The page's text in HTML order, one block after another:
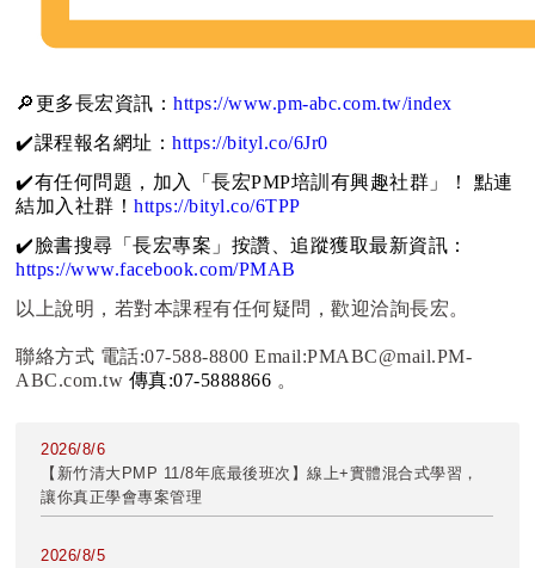
🔎更多長宏資訊：https://www.pm-abc.com.tw/index
✔️課程報名網址：https://bityl.co/6Jr0
✔️有任何問題，加入「長宏PMP培訓有興趣社群」！ 點連
結加入社群！https://bityl.co/6TPP
✔️臉書搜尋「長宏專案」按讚、追蹤獲取最新資訊：
https://www.facebook.com/PMAB
以上說明，若對本課程有任何疑問，歡迎洽詢長宏。
聯絡方式 電話:07-588-8800 Email:PMABC@mail.PM-
ABC.com.tw 傳真:07-5888866 。
2026/8/6
【新竹清大PMP 11/8年底最後班次】線上+實體混合式學習，
讓你真正學會專案管理
2026/8/5